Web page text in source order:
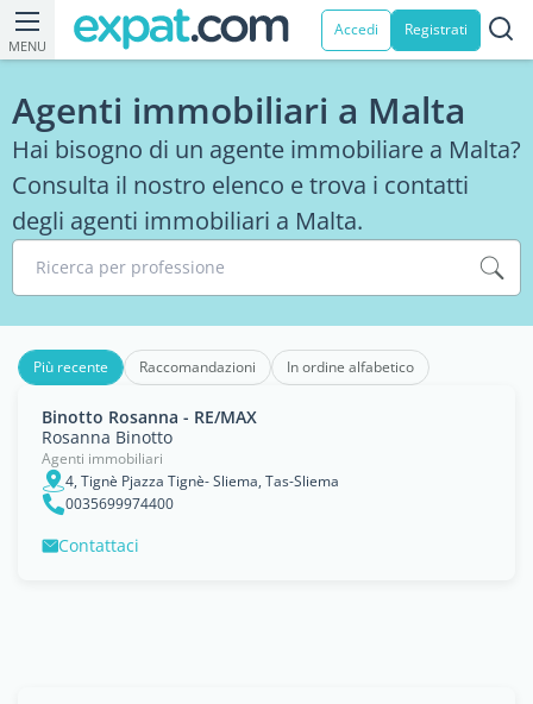
MENU
Accedi Registrati
Agenti immobiliari a Malta
Hai bisogno di un agente immobiliare a Malta?
Consulta il nostro elenco e trova i contatti
degli agenti immobiliari a Malta.
Ricerca per professione
Più recente Raccomandazioni In ordine alfabetico
Binotto Rosanna - RE/MAX
Rosanna Binotto
Agenti immobiliari
4, Tignè Pjazza Tignè- Sliema, Tas-Sliema
0035699974400
Contattaci